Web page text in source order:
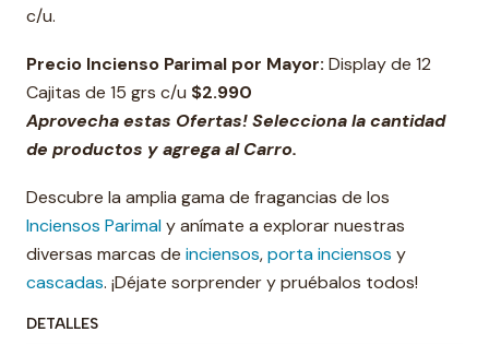
c/u.
Precio Incienso Parimal por Mayor: Display de 12
Cajitas de 15 grs c/u $2.990
Aprovecha estas Ofertas! Selecciona la cantidad
de productos y agrega al Carro.
Descubre la amplia gama de fragancias de los
Inciensos Parimaly anímate a explorar nuestras
diversas marcas de inciensos,porta inciensos y
cascadas. ¡Déjate sorprender y pruébalos todos!
DETALLES